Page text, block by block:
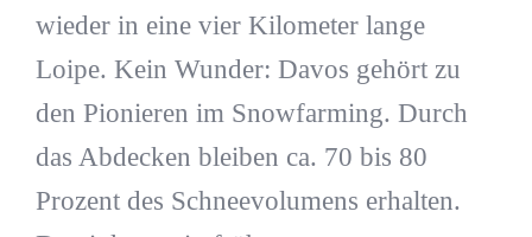
wieder in eine vier Kilometer lange
Loipe. Kein Wunder: Davos gehört zu
den Pionieren im Snowfarming. Durch
das Abdecken bleiben ca. 70 bis 80
Prozent des Schneevolumens erhalten.